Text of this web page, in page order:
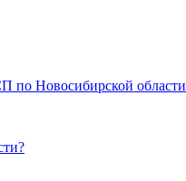
по Новосибирской области